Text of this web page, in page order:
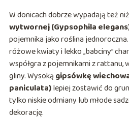
W donicach dobrze wypadają też
wytwornej (Gypsophila
pojemnika jako roślina
różowe kwiaty i lekko „babciny”
współgra z pojemnikami z rattanu,
gliny. Wysoką gipsówkę
paniculata)lepiej zostawić do
tylko niskie odmiany lub młode
dekorację.